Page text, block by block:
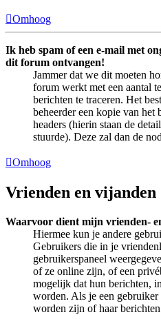
Omhoog
Ik heb spam of een e-mail met
dit forum ontvangen!
Jammer dat we dit moeten
forum werkt met een aantal
berichten te traceren. Het
beheerder een kopie van
headers (hierin staan de
stuurde). Deze zal dan de
Omhoog
Vrienden en vijanden
Waarvoor dient mijn vrienden-
Hiermee kun je andere
Gebruikers die in je
gebruikerspaneel
of ze online zijn, of een
mogelijk dat hun berichten,
worden. Als je een
worden zijn of haar